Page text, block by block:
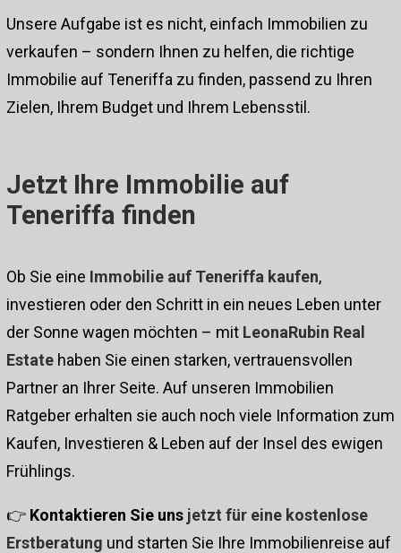
Unsere Aufgabe ist es nicht, einfach Immobilien zu
verkaufen – sondern Ihnen zu helfen, die richtige
Immobilie auf Teneriffa zu finden, passend zu Ihren
Zielen, Ihrem Budget und Ihrem Lebensstil.
Jetzt Ihre Immobilie auf
Teneriffa finden
Ob Sie eine Immobilie auf Teneriffa kaufen,
investieren oder den Schritt in ein neues Leben unter
der Sonne wagen möchten – mit LeonaRubin Real
Estate haben Sie einen starken, vertrauensvollen
Partner an Ihrer Seite. Auf unseren Immobilien
Ratgeber erhalten sie auch noch viele Information zum
Kaufen, Investieren & Leben auf der Insel des ewigen
Frühlings.
👉 Kontaktieren Sie uns jetzt für eine kostenlose
Erstberatung und starten Sie Ihre Immobilienreise auf